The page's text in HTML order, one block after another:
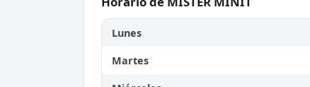
Lunes
Martes